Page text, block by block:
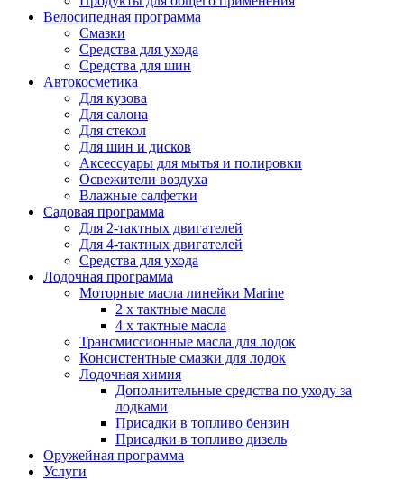
Велосипедная программа
Смазки
Средства для ухода
Средства для шин
Автокосметика
Для кузова
Для салона
Для стекол
Для шин и дисков
Аксессуары для мытья и полировки
Освежители воздуха
Влажные салфетки
Садовая программа
Для 2-тактных двигателей
Для 4-тактных двигателей
Средства для ухода
Лодочная программа
Моторные масла линейки Marine
2 х тактные масла
4 х тактные масла
Трансмиссионные масла для лодок
Консистентные смазки для лодок
Лодочная химия
Дополнительные средства по уходу за
лодками
Присадки в топливо бензин
Присадки в топливо дизель
Оружейная программа
Услуги